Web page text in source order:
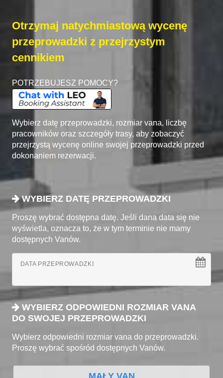
Otrzymaj natychmiastową wycenę
przeprowadzki z przejrzystym
cennikiem
POTRZEBUJESZ POMOCY?
Wybierz datę przeprowadzki, rozmiar vana, liczbę
pracowników oraz szczegóły trasy, aby zobaczyć
przejrzystą wycenę online swojej przeprowadzki przed
dokonaniem rezerwacji.
WYBIERZ DATĘ PRZEPROWADZKI
Proszę wybrać dostępna datę. Jeśli dana data się nie
wyświetla, oznacza to, że w tym terminie nie mamy
dostępnych Vanów.
DATA PRZEPROWADZKI
WYBIERZ ODPOWIEDNI ROZMIAR VANA
DO SWOJEJ PRZEPROWADZKI
Wybierz odpowiedni rozmiar vana do przeprowadzki.
Proszę wybrać spośród dostępnych Vanów.
MAŁY VAN